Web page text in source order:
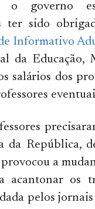
o governo
ter sido
Informativo
da
salários dos
da República,
a
acantonar os
pelos